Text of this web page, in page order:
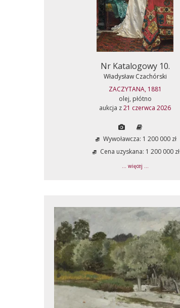
Nr Katalogowy 10.
Władysław Czachórski
ZACZYTANA, 1881
olej, płótno
aukcja z21 czerwca 2026
Wywoławcza: 1 200 000 zł
Cena uzyskana: 1 200 000 zł
... więcej ...